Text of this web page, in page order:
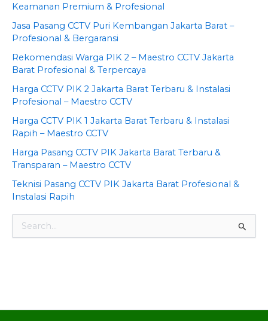
Keamanan Premium & Profesional
Jasa Pasang CCTV Puri Kembangan Jakarta Barat –
Profesional & Bergaransi
Rekomendasi Warga PIK 2 – Maestro CCTV Jakarta
Barat Profesional & Terpercaya
Harga CCTV PIK 2 Jakarta Barat Terbaru & Instalasi
Profesional – Maestro CCTV
Harga CCTV PIK 1 Jakarta Barat Terbaru & Instalasi
Rapih – Maestro CCTV
Harga Pasang CCTV PIK Jakarta Barat Terbaru &
Transparan – Maestro CCTV
Teknisi Pasang CCTV PIK Jakarta Barat Profesional &
Instalasi Rapih
e
o